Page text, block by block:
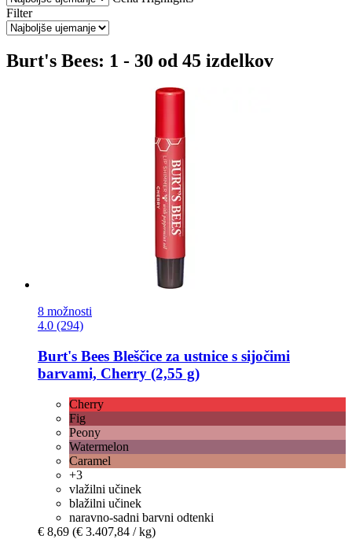
Filter
Burt's Bees: 1 - 30 od 45 izdelkov
8 možnosti
4.0 (294)
Burt's Bees Bleščice za ustnice s sijočimi
barvami, Cherry (2,55 g)
Cherry
Fig
Peony
Watermelon
Caramel
+3
vlažilni učinek
blažilni učinek
naravno-sadni barvni odtenki
€ 8,69 (€ 3.407,84 / kg)